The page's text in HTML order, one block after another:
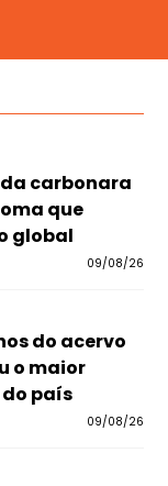
carbonara
que
global
09/08/26
do acervo
o maior
país
09/08/26